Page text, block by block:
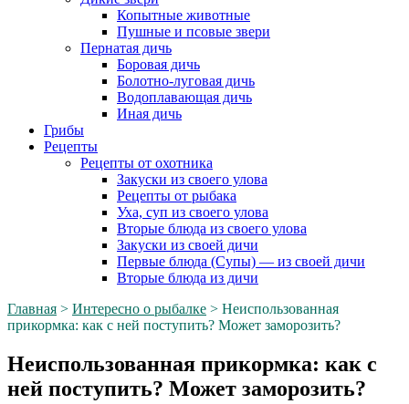
Копытные животные
Пушные и псовые звери
Пернатая дичь
Боровая дичь
Болотно-луговая дичь
Водоплавающая дичь
Иная дичь
Грибы
Рецепты
Рецепты от охотника
Закуски из своего улова
Рецепты от рыбака
Уха, суп из своего улова
Вторые блюда из своего улова
Закуски из своей дичи
Первые блюда (Супы) — из своей дичи
Вторые блюда из дичи
Главная > Интересно о рыбалке > Неиспользованная
прикормка: как с ней поступить? Может заморозить?
Неиспользованная прикормка: как с
ней поступить? Может заморозить?